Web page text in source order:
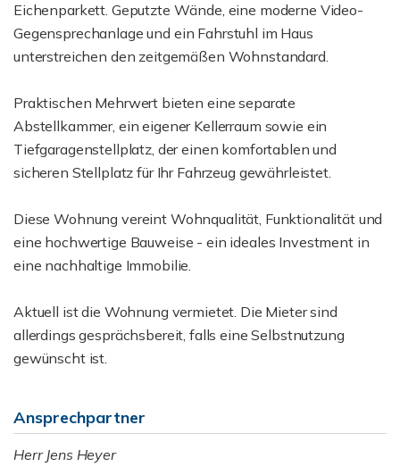
Eichenparkett. Geputzte Wände, eine moderne Video-
Gegensprechanlage und ein Fahrstuhl im Haus
unterstreichen den zeitgemäßen Wohnstandard.
Praktischen Mehrwert bieten eine separate
Abstellkammer, ein eigener Kellerraum sowie ein
Tiefgaragenstellplatz, der einen komfortablen und
sicheren Stellplatz für Ihr Fahrzeug gewährleistet.
Diese Wohnung vereint Wohnqualität, Funktionalität und
eine hochwertige Bauweise - ein ideales Investment in
eine nachhaltige Immobilie.
Aktuell ist die Wohnung vermietet. Die Mieter sind
allerdings gesprächsbereit, falls eine Selbstnutzung
gewünscht ist.
Ansprechpartner
Herr Jens Heyer